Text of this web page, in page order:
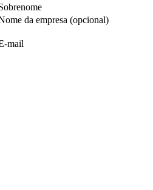
da empresa (opcional)
mail